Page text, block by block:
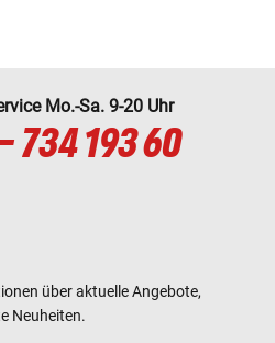
Mo.-Sa. 9-20 Uhr
734 193 60
über aktuelle Angebote,
Neuheiten.